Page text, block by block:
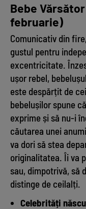
Bebe
februarie)
Comunicativ din
gustul pentru
excentricitate.
ușor rebel,
este despărțit de
bebelușilor spune
exprime și să nu-i
căutarea unei
va dori să stea
originalitatea. Îi va
sau, dimpotrivă, să
distinge de ceilalți.
Celebrități